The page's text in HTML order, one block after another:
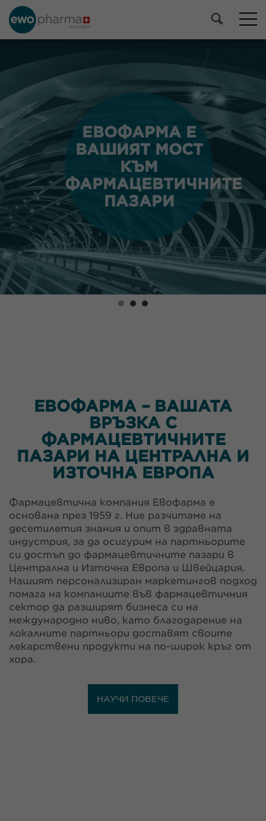
ЕВОФАРМА Е
ВАШИЯТ МОСТ
КЪМ
ФАРМАЦЕВТИЧНИТЕ
ПАЗАРИ
ЕВОФАРМА Е
ВАШИЯТ МОСТ
КЪМ
ФАРМАЦЕВТИЧНИТЕ
ПАЗАРИ
ЕВОФАРМА – ВАШАТА
ВРЪЗКА С
ФАРМАЦЕВТИЧНИТЕ
ПАЗАРИ НА ЦЕНТРАЛНА И
ИЗТОЧНА ЕВРОПА
Фармацевтична компания Евофарма e
основана през 1959 г. Ние разчитаме на
десетилетия знания и опит в здравната
индустрия, за да осигурим на партньорите
си достъп до фармацевтичните пазари в
Централна и Източна Европа и Швейцария.
Нашият персонализиран маркетингов подход
помага на компаниите във фармацевтичния
сектор да разширят бизнеса си на
международно ниво, като благодарение на
локалните партньори доставят своите
лекарствени продукти на по-широк кръг от
хора.
НАУЧИ ПОВЕЧЕ